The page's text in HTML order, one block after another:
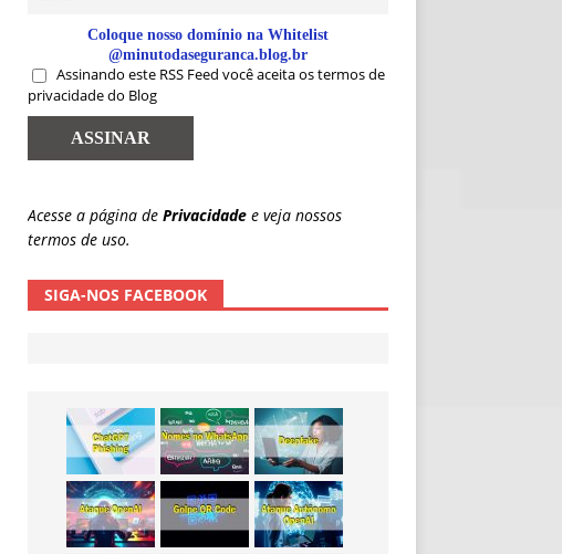
Coloque nosso domínio na Whitelist
@minutodaseguranca.blog.br
Assinando este RSS Feed você aceita os termos de
privacidade do Blog
Acesse a página de Privacidade e veja nossos
termos de uso.
SIGA-NOS FACEBOOK